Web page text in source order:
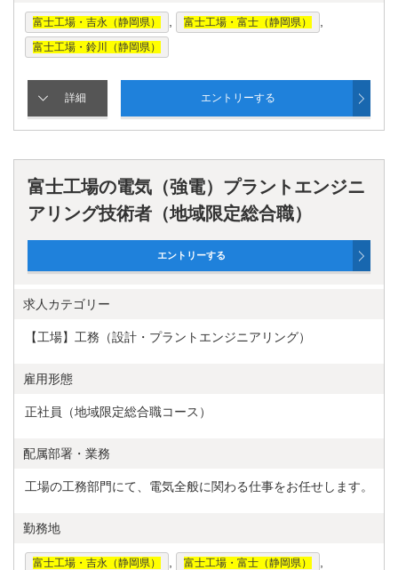
富士工場・吉永（静岡県） 富士工場・富士（静岡県）
富士工場・鈴川（静岡県）
富士工場の電気（強電）プラントエンジニ
アリング技術者（地域限定総合職）
求人カテゴリー
【工場】工務（設計・プラントエンジニアリング）
雇用形態
正社員（地域限定総合職コース）
配属部署・業務
工場の工務部門にて、電気全般に関わる仕事をお任せします。
勤務地
富士工場・吉永（静岡県） 富士工場・富士（静岡県）